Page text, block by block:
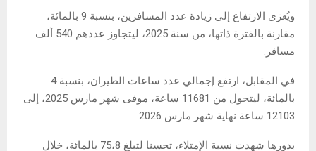
ويُعزى الارتفاع إلى زيادة عدد المسافرين، بنسبة 9 بالمائة،
مقارنة بالفترة ذاتها، من سنة 2025، ليتجاوز عددهم 540 ألف
مسافر.
في المقابل، ارتفع إجمالي عدد ساعات الطيران، بنسبة 4
بالمائة، ليتحول من 11681 ساعة، موفى شهر مارس 2025، إلى
12103 ساعة نهاية شهر مارس 2026.
بدورها شهدت نسبة الإمتلاء، تحسنا لتبلغ 75،8 بالمائة، خلال